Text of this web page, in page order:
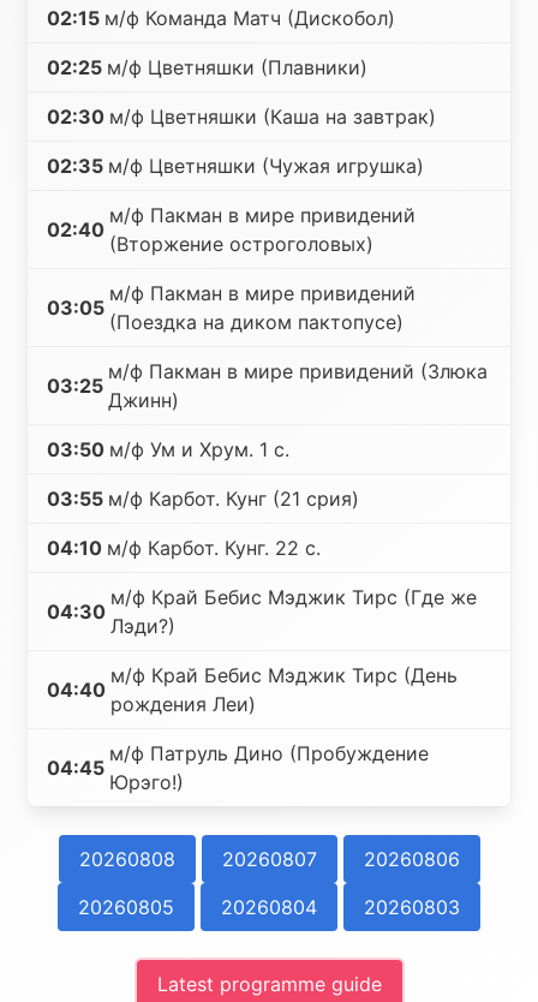
02:15 м/ф Команда Матч (Дискобол)
02:25 м/ф Цветняшки (Плавники)
02:30 м/ф Цветняшки (Каша на завтрак)
02:35 м/ф Цветняшки (Чужая игрушка)
02:40
м/ф Пакман в мире привидений
(Вторжение остроголовых)
03:05
м/ф Пакман в мире привидений
(Поездка на диком пактопусе)
03:25
м/ф Пакман в мире привидений (Злюка
Джинн)
03:50 м/ф Ум и Хрум. 1 с.
03:55 м/ф Карбот. Кунг (21 срия)
04:10 м/ф Карбот. Кунг. 22 с.
04:30
м/ф Край Бебис Мэджик Тирс (Где же
Лэди?)
04:40
м/ф Край Бебис Мэджик Тирс (День
рождения Леи)
04:45
м/ф Патруль Дино (Пробуждение
Юрэго!)
20260808 20260807
20260806
20260805
20260804 20260803
Latest programme guide